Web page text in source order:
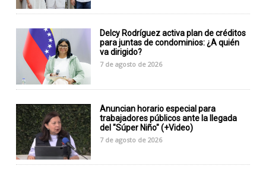
Delcy Rodríguez activa plan de créditos
para juntas de condominios: ¿A quién
va dirigido?
7 de agosto de 2026
Anuncian horario especial para
trabajadores públicos ante la llegada
del "Súper Niño" (+Video)
7 de agosto de 2026